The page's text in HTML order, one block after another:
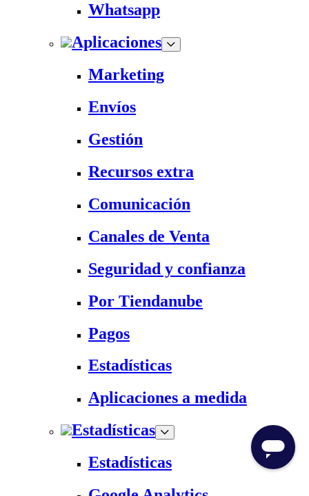
Whatsapp
Aplicaciones
Marketing
Envíos
Gestión
Recursos extra
Comunicación
Canales de Venta
Seguridad y confianza
Por Tiendanube
Pagos
Estadísticas
Aplicaciones a medida
Estadísticas
Estadísticas